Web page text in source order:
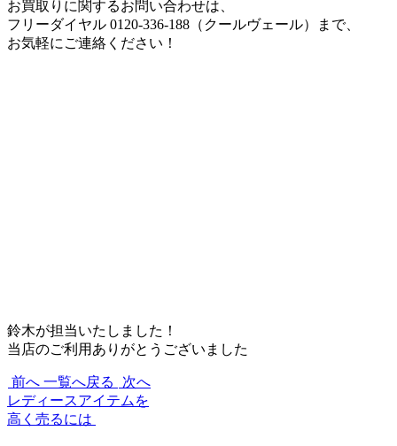
お買取りに関するお問い合わせは、
フリーダイヤル 0120-336-188（クールヴェール）まで、
お気軽にご連絡ください！
鈴木が担当いたしました！
当店のご利用ありがとうございました
前へ 一覧へ戻る
次へ
レディースアイテムを
高く売るには